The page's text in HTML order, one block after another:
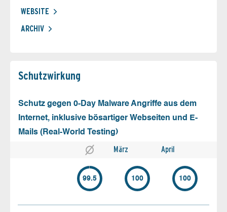
WEBSITE
ARCHIV
Schutz­wirkung
Schutz gegen 0-Day Malware Angriffe aus dem
Internet, inklusive bösartiger Webseiten und E-
Mails (Real-World Testing)
März April
99.5 100 100